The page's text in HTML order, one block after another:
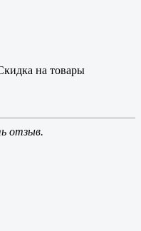
на товары
отзыв.